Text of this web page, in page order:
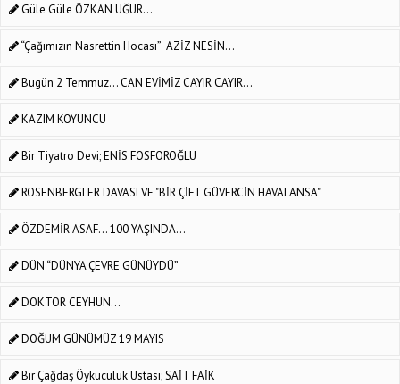
Güle Güle ÖZKAN UĞUR...
“Çağımızın Nasrettin Hocası” AZİZ NESİN...
Bugün 2 Temmuz... CAN EVİMİZ CAYIR CAYIR...
KAZIM KOYUNCU
Bir Tiyatro Devi; ENİS FOSFOROĞLU
ROSENBERGLER DAVASI VE "BİR ÇİFT GÜVERCİN HAVALANSA"
ÖZDEMİR ASAF... 100 YAŞINDA...
DÜN “DÜNYA ÇEVRE GÜNÜYDÜ”
DOKTOR CEYHUN…
DOĞUM GÜNÜMÜZ 19 MAYIS
Bir Çağdaş Öykücülük Ustası; SAİT FAİK